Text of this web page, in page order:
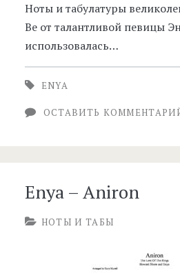
Ноты и табулатуры
Be от талантливой певицы
использовалась…
ENYA
ОСТАВИТЬ
Enya – Aniron
НОТЫ И ТАБЫ